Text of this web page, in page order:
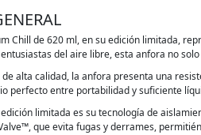
Chill de 620 ml, en su edición limitada,
del aire libre, esta anfora no
alta calidad, la anfora presenta una
perfecto entre portabilidad y suficiente
limitada es su tecnología de
que evita fugas y derrames,